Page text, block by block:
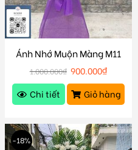
Ánh Nhớ Muộn Màng M11
1.000.000₫ 900.000₫
Chi tiết
Giỏ hàng
-18%